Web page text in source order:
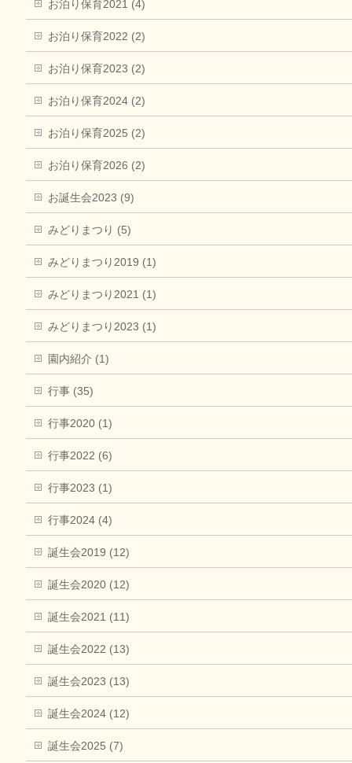
お泊り保育2021 (4)
お泊り保育2022 (2)
お泊り保育2023 (2)
お泊り保育2024 (2)
お泊り保育2025 (2)
お泊り保育2026 (2)
お誕生会2023 (9)
みどりまつり (5)
みどりまつり2019 (1)
みどりまつり2021 (1)
みどりまつり2023 (1)
園内紹介 (1)
行事 (35)
行事2020 (1)
行事2022 (6)
行事2023 (1)
行事2024 (4)
誕生会2019 (12)
誕生会2020 (12)
誕生会2021 (11)
誕生会2022 (13)
誕生会2023 (13)
誕生会2024 (12)
誕生会2025 (7)